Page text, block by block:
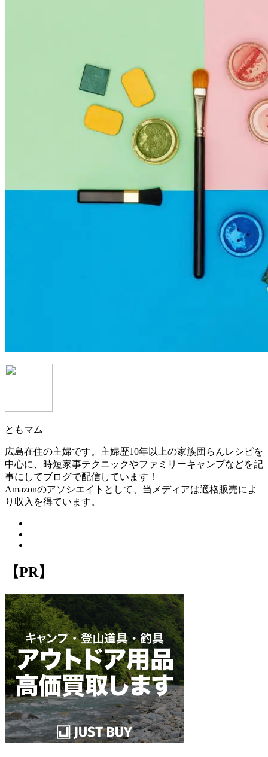
ともマム
広島在住の主婦です。主婦歴10年以上の家族団らんレシピを
中心に、時短家事テクニックやファミリーキャンプなどを記
事にしてブログで配信しています！
Amazonのアソシエイトとして、当メディアは適格販売によ
り収入を得ています。
【PR】